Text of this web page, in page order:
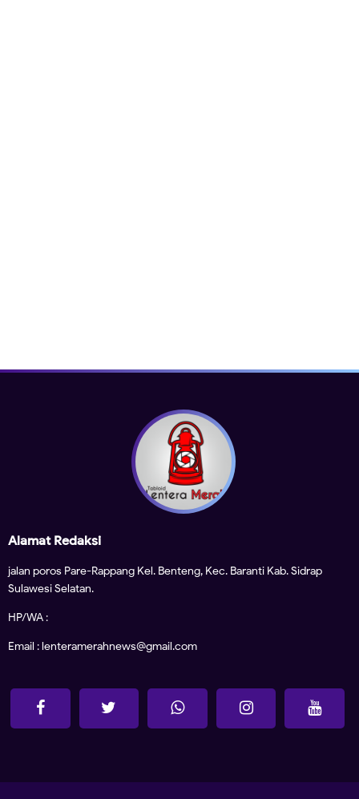
Alamat Redaksi
jalan poros Pare-Rappang Kel. Benteng, Kec. Baranti Kab. Sidrap
Sulawesi Selatan.
HP/WA :
Email : lenteramerahnews@gmail.com